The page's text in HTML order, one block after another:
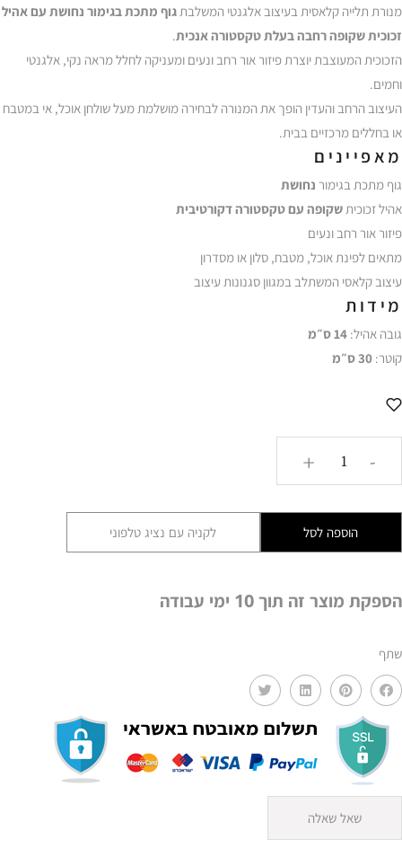
מנורת תלייה קלאסיתבעיצובאלגנטי המשלבתגוף מתכתבגימור נחושת עםאהיל
זכוכיתשקופהרחבהבעלתטקסטורהאנכית.
הזכוכית המעוצבתיוצרתפיזוראור רחבונעים ומעניקה לחללמראה נקי, אלגנטי
וחמים.
העיצוב הרחבוהעדין הופך את המנורה לבחירה מושלמתמעלשולחן אוכל, אי במטבח
או בחללים מרכזיים בבית.
מאפיינים
גוף מתכתבגימור נחושת
אהילזכוכיתשקופה עםטקסטורהדקורטיבית
פיזוראור רחבונעים
מתאים לפינתאוכל, מטבח, סלון או מסדרון
עיצובקלאסי המשתלבבמגוון סגנונות עיצוב
מידות
גובה אהיל: 14ס״מ
קוטר: 30ס״מ
-
+
הוספה לסל לקניה עם נציג טלפוני
הספקת מוצר זה תוך 10 ימי עבודה
שתף
שאל שאלה